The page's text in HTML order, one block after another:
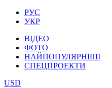
РУС
УКР
ВІДЕО
ФОТО
НАЙПОПУЛЯРНІШІ
СПЕЦПРОЕКТИ
USD